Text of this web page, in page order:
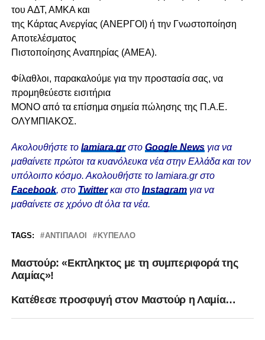
του ΑΔΤ, ΑΜΚΑ και
της Κάρτας Ανεργίας (ΑΝΕΡΓΟΙ) ή την Γνωστοποίηση
Αποτελέσματος
Πιστοποίησης Αναπηρίας (ΑΜΕΑ).
Φίλαθλοι, παρακαλούμε για την προστασία σας, να
προμηθεύεστε εισιτήρια
ΜΟΝΟ από τα επίσημα σημεία πώλησης της Π.Α.Ε.
ΟΛΥΜΠΙΑΚΟΣ.
Ακολουθήστε το lamiara.grστο Google Newsγια να
μαθαίνετε πρώτοι τα κυανόλευκα νέα στην Ελλάδα και τον
υπόλοιπο κόσμο. Ακολουθήστε το lamiara.gr στο
Facebook, στο Twitterκαι στο Instagram για να
μαθαίνετε σε χρόνο dt όλα τα νέα.
TAGS: ΑΝΤΊΠΑΛΟΙ ΚΎΠΕΛΛΟ
Μαστούρ: «Εκπληκτος με τη συμπεριφορά της
Λαμίας»!
Κατέθεσε προσφυγή στον Μαστούρ η Λαμία…